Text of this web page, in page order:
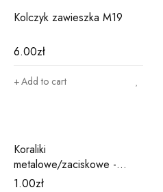
Kolczyk zawieszka M19
6.00zł
Add to cart
Koraliki
metalowe/zaciskowe -
czerwone M16
1.00zł